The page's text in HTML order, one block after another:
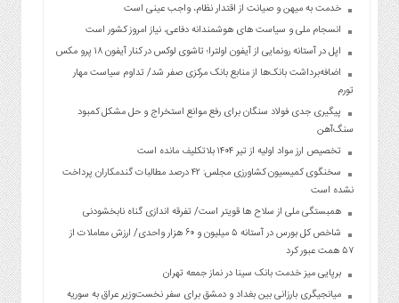
خدمت به میهن و صیانت از اقتدار نظام، واجب عینی است
انسجام ملی و سیاست های هوشمندانه دفاعی، نیاز امروز کشور است
اپل در آستانه رونمایی از آیفون اولترا؛ تاشوی لوکس در کنار آیفون ۱۸ پرو مکس
اضافه‌برداشت بانک‌ها از منابع بانک مرکزی صفر شد/ تداوم سیاست مهار
تورم
پیگیری جدی فولاد سنگان برای رفع موانع استخراج و حل مشکل کمبود
سنگ‌آهن
تخصیص ارز مواد اولیه از تیر ۱۴۰۴ بلاتکلیف مانده است
سخنگوی کمیسیون کشاورزی مجلس: ۴۲ درصد مطالبات گندمکاران پرداخت
نشده است
همبستگی ملی از سلاح ها قویتر است/ تفرقه اندازی گناه نابخشودنی
شاخص کل بورس در آستانه ۵ میلیون و ۶۰ هزار واحدی/ ارزش معاملات از
۵۷ همت عبور کرد
برپایی میز خدمت بانک سینا در نماز جمعه تهران
میانجیگری بارزانی بین بغداد و دمشق برای سفر نخست‌وزیر عراق به سوریه